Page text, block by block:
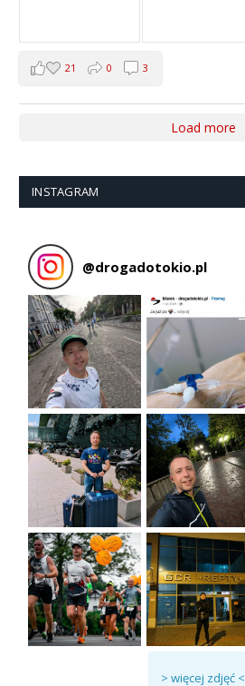
21 0 3
Load more
INSTAGRAM
@drogadotokio.pl
> więcej zdjęć <